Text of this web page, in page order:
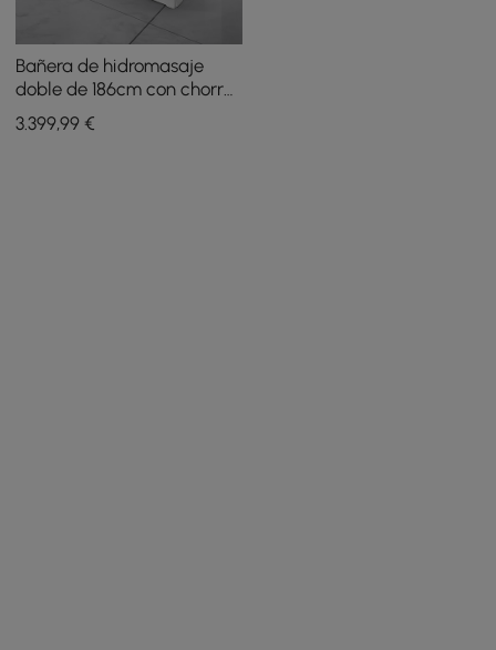
Bañera de hidromasaje
doble de 186cm con chorros
de masaje, termostato y
LED
3.399,99 €